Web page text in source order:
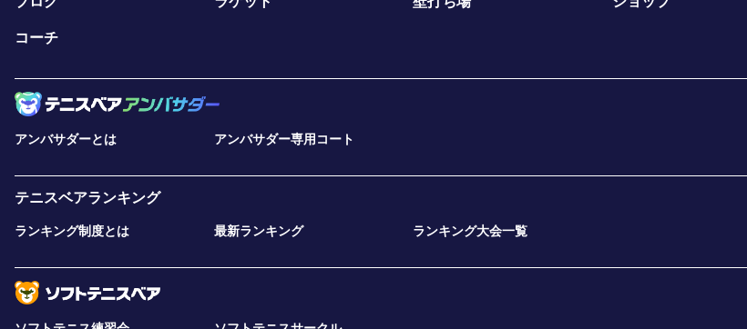
コーチ
アンバサダーとは アンバサダー専用コート
テニスベアランキング
ランキング制度とは 最新ランキング ランキング大会一覧